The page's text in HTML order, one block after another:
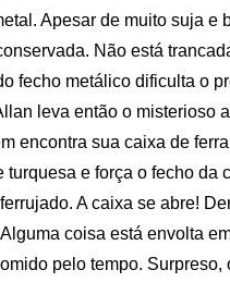
Apesar de muito suja e
Não está
fecho metálico dificulta o
leva então o misterioso
encontra sua caixa de
turquesa e força o fecho da
A caixa se abre!
coisa está envolta
pelo tempo. Surpreso,